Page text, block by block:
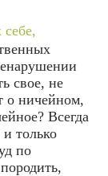
свое, не
о ничейном,
Всегда
только
по